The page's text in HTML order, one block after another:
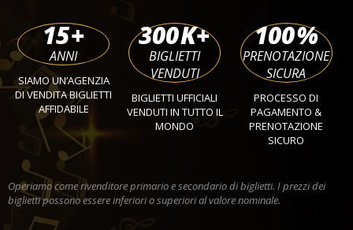
15+
ANNI
SIAMO UN’AGENZIA
DI VENDITA BIGLIETTI
AFFIDABILE
300K+
BIGLIETTI
VENDUTI
BIGLIETTI UFFICIALI
VENDUTI IN TUTTO IL
MONDO
100%
PRENOTAZIONE
SICURA
PROCESSO DI
PAGAMENTO &
PRENOTAZIONE
SICURO
Operiamo come rivenditore primario e secondario di biglietti. I prezzi dei
biglietti possono essere inferiori o superiori al valore nominale.